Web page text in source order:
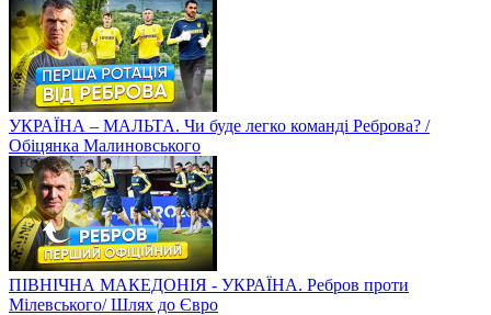
УКРАЇНА – МАЛЬТА. Чи буде легко команді Реброва? /
Обіцянка Малиновського
ПІВНІЧНА МАКЕДОНІЯ - УКРАЇНА. Ребров проти
Мілевського/ Шлях до Євро